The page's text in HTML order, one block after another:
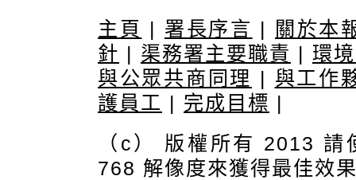
主頁 | 署長序言 |
關於本
針 | 渠務署主要職責 | 環
與公眾共商同理 | 與工作
護員工 | 完成目標 |
（c） 版權所有 2013
768 解像度來獲得最佳效